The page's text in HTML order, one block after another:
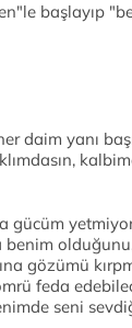
başlayıp
daim yanı
gücüm
benim
gözümü
feda
seni